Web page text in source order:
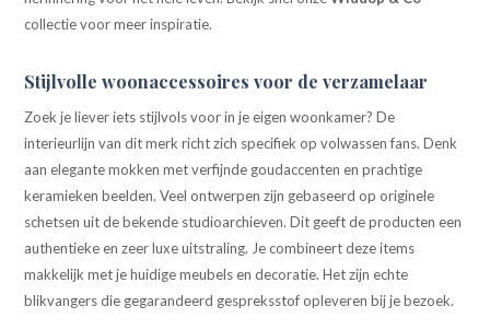
collectie voor meer inspiratie.
Stijlvolle woonaccessoires voor de verzamelaar
Zoek je liever iets stijlvols voor in je eigen woonkamer? De
interieurlijn van dit merk richt zich specifiek op volwassen fans. Denk
aan elegante mokken met verfijnde goudaccenten en prachtige
keramieken beelden. Veel ontwerpen zijn gebaseerd op originele
schetsen uit de bekende studioarchieven. Dit geeft de producten een
authentieke en zeer luxe uitstraling. Je combineert deze items
makkelijk met je huidige meubels en decoratie. Het zijn echte
blikvangers die gegarandeerd gespreksstof opleveren bij je bezoek.